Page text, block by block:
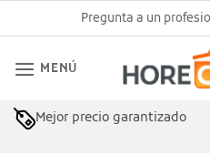
al
Pregunta a un
MENÚ
Mejor precio garantizado